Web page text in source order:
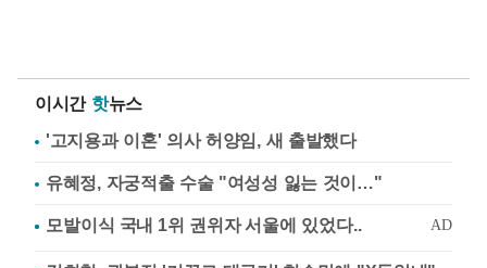
이시간 핫뉴스
'고지용과 이혼' 의사 허양임, 새 출발했다
유혜정, 자궁적출 수술 "여성성 잃는 것이…"